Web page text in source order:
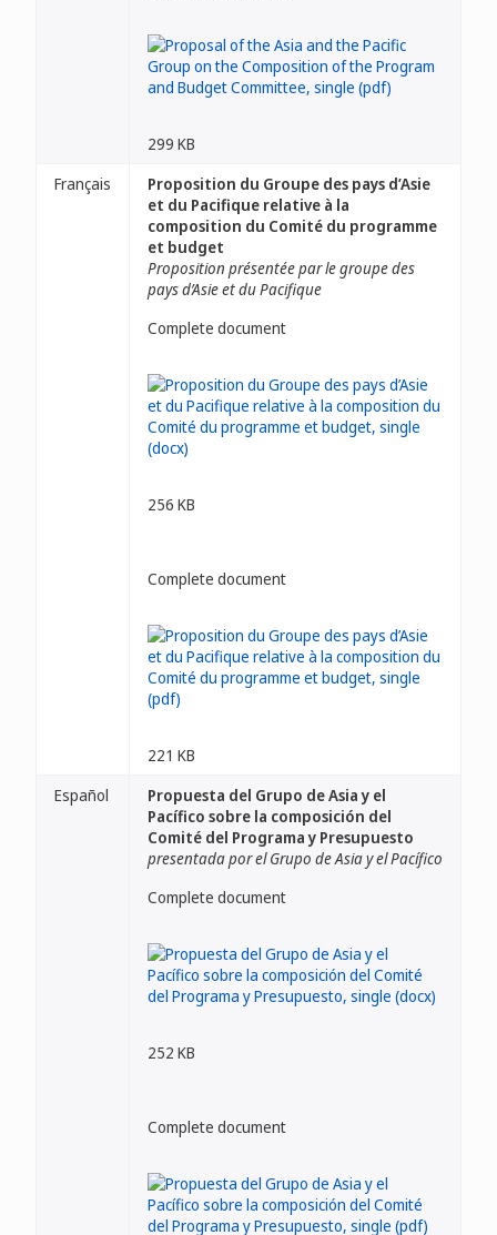
299 KB
Français
Proposition du Groupe des pays d’Asie
et du Pacifique relative à la
composition du Comité du programme
et budget
Proposition présentée par le groupe des
pays d’Asie et du Pacifique
Complete document
256 KB
Complete document
221 KB
Español
Propuesta del Grupo de Asia y el
Pacífico sobre la composición del
Comité del Programa y Presupuesto
presentada por el Grupo de Asia y el Pacífico
Complete document
252 KB
Complete document